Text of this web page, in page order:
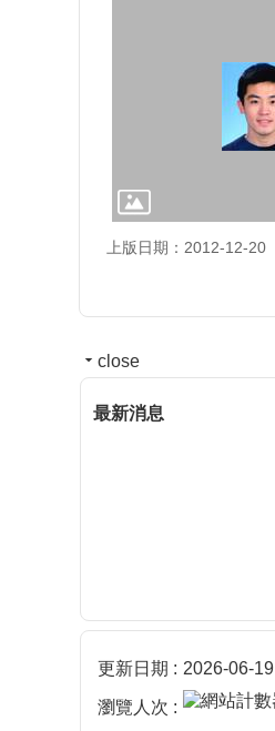
上版日期：2012-12-20
close
最新消息
更新日期 2026-06-19
瀏覽人次